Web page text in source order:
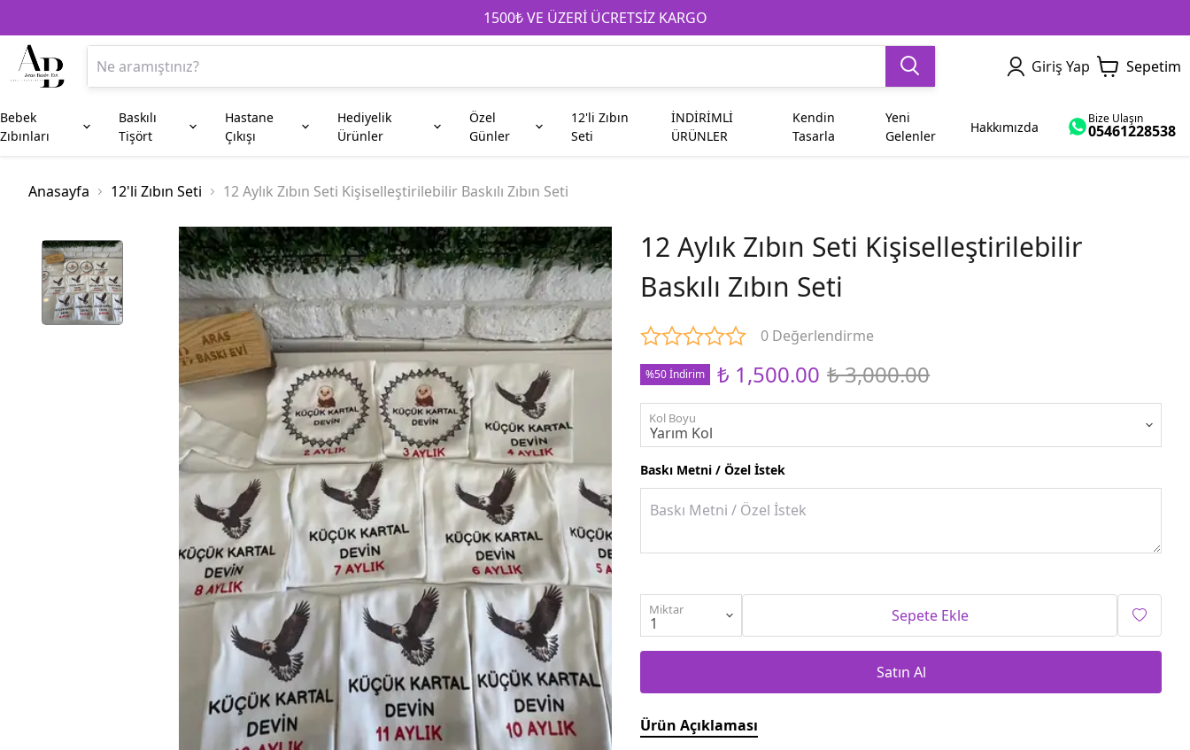
1500₺ VE ÜZERİ ÜCRETSİZ KARGO
Giriş Yap Sepetim
Bebek
Zıbınları
Anne Baba Anneanne
Amca Hala Teyze Abi Abla Bayram
Enişte Sünnet Taraftar Kuzen Yenge
Baskılı
Tişört
Aile Kombin Çocuk
Hastane
Çıkışı
Beşiktaş Fenerbahçe
Hediyelik
Ürünler
Kupa Bardak Plaket
Özel
Günler
Anneye Hediyeler Babaya Hediyeler
12'li Zıbın
Seti
İNDİRİMLİ
ÜRÜNLER
Kendin
Tasarla
Yeni
Gelenler
Hakkımızda Bize Ulaşın
05461228538
Anasayfa 12'li Zıbın Seti 12 Aylık Zıbın Seti Kişiselleştirilebilir Baskılı Zıbın Seti
12 Aylık Zıbın Seti Kişiselleştirilebilir
Baskılı Zıbın Seti
0 Değerlendirme
%50 İndirim ₺ 1,500.00 ₺ 3,000.00
Kol Boyu
Baskı Metni / Özel İstek
Miktar Sepete Ekle
Satın Al
Ürün Açıklaması